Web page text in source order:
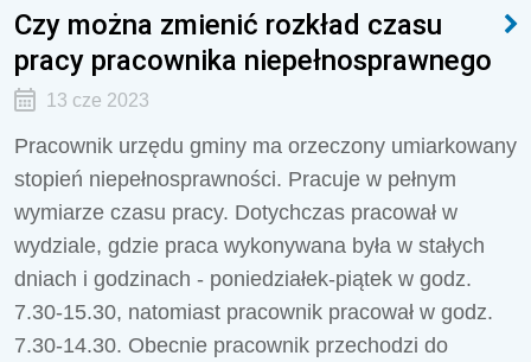
Czy można zmienić rozkład czasu
pracy pracownika niepełnosprawnego
13 cze 2023
Pracownik urzędu gminy ma orzeczony umiarkowany
stopień niepełnosprawności. Pracuje w pełnym
wymiarze czasu pracy. Dotychczas pracował w
wydziale, gdzie praca wykonywana była w stałych
dniach i godzinach - poniedziałek-piątek w godz.
7.30-15.30, natomiast pracownik pracował w godz.
7.30-14.30. Obecnie pracownik przechodzi do